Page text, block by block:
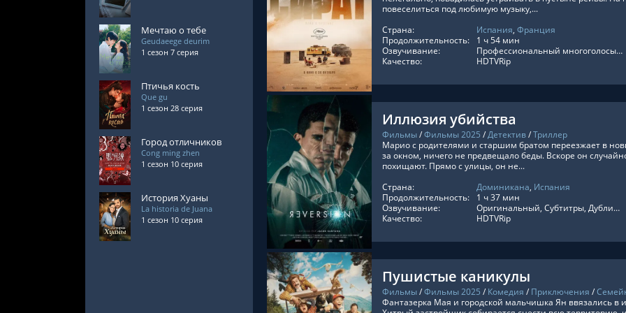
СМОТРЕТЬ ОНЛАЙН
повеселиться под любимую музыку,...
Страна:
Испания, Франция
Продолжительность:
1 ч 54 мин
Озвучивание:
Профессиональный многоголосый, Оригинальный, Дублированный, Субтитры
Качество:
HDTVRip
СМОТРЕТЬ ОНЛАЙН
Иллюзия убийства
Фильмы/Фильмы 2025 /Детектив/Триллер
Марио с родителями и старшим братом переезжает в
за окном, ничего не предвещало беды. Вскоре он
похищают. Прямо с улицы, он не...
Страна:
Доминикана, Испания
Продолжительность:
1 ч 37 мин
Озвучивание:
Оригинальный, Субтитры, Дублированный
Качество:
HDTVRip
Пушистые каникулы
Фильмы/Фильмы 2025 / Комедия / Приключения /
Фантазерка Мая и городской мальчишка Ян ввязались в
Мечтаю о тебе
Geudaeege deurim
1 сезон 7 серия
Птичья кость
Que gu
1 сезон 28 серия
Город отличников
Cong ming zhen
1 сезон 10 серия
История Хуаны
La historia de Juana
1 сезон 10 серия